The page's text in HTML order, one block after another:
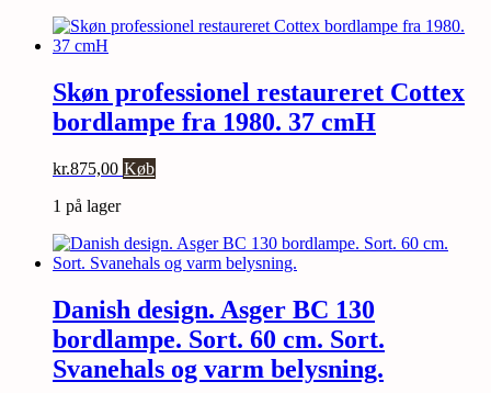
Skøn professionel restaureret Cottex
bordlampe fra 1980. 37 cmH
kr.875,00 Køb
1 på lager
Danish design. Asger BC 130
bordlampe. Sort. 60 cm. Sort.
Svanehals og varm belysning.